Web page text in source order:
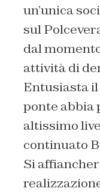
un’unica
sul
dal
attività di
Entusiasta il
ponte abbia
altissimo
continuato
Si